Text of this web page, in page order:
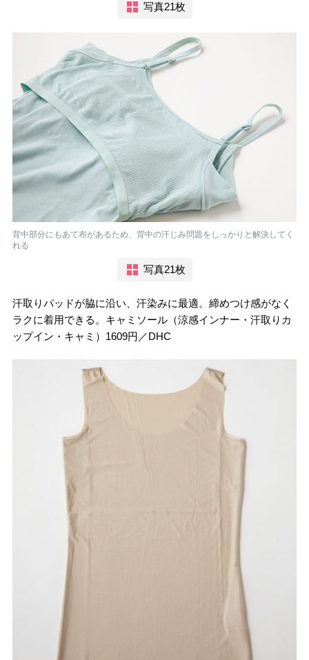
写真21枚
背中部分にもあて布があるため、背中の汗じみ問題をしっかりと解決してく
れる
写真21枚
汗取りパッドが脇に沿い、汗染みに最適。締めつけ感がなく
ラクに着用できる。キャミソール（涼感インナー・汗取りカ
ップイン・キャミ）1609円／DHC